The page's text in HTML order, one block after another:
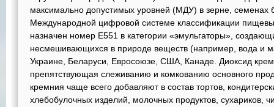
максимально допустимых уровней (МДУ) в зерне, семенах
Международной цифровой системе классификации
назначен номер Е551 в категории «эмульгаторы»,
несмешивающихся в природе веществ (например, вода и
Украине, Беларуси, Евросоюзе, США, Канаде. Диоксид
препятствующая слеживанию и комкованию основного
кремния чаще всего добавляют в состав тортов,
хлебобулочных изделий, молочных продуктов, сухариков,